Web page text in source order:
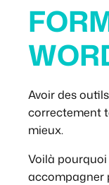
Avoir des outils
correctement
mieux.
Voilà
accompagner